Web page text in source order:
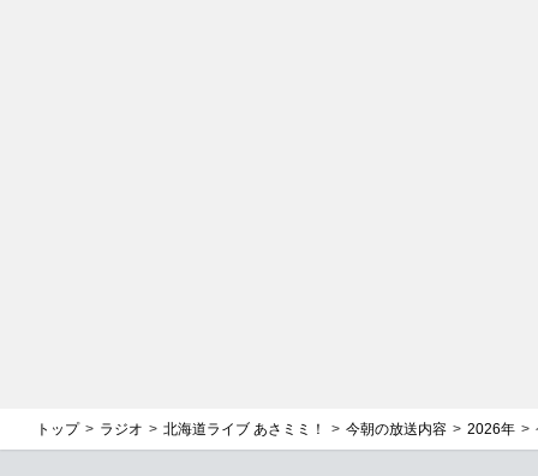
トップ ラジオ 北海道ライブ あさミミ！ 今朝の放送内容 2026年